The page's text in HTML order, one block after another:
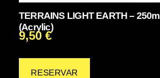
TERRAINS LIGHT EARTH – 250ml
(Acrylic)
9,50 €
RESERVAR